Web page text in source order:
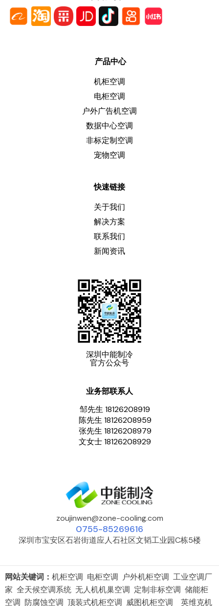
产品中心
机柜空调
电柜空调
户外广告机空调
数据中心空调
非标定制空调
宠物空调
快速链接
关于我们
解决方案
联系我们
新闻资讯
深圳中能制冷
官方公众号
业务部联系人
邹先生 18126208919
陈先生 18126208959
张先生 18126208979
文女士 18126208929
zoujinwen@zone-cooling.com
0755-85269616
深圳市宝安区石岩街道应人石社区文韬工业园C栋5楼
网站关键词： 机柜空调 电柜空调 户外机柜空调 工业空调厂
家 全天候空调系统 无人机机巢空调 定制非标空调 储能柜
空调 防腐蚀空调 顶装式机柜空调 威图机柜空调 英维克机